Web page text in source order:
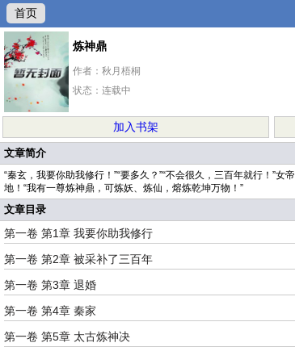
首页
炼神鼎
作者：秋月梧桐
状态：连载中
加入书架
文章简介
“秦玄，我要你助我修行！”“要多久？”“不会很久，三百年就行！”
地！“我有一尊炼神鼎，可炼妖、炼仙，熔炼乾坤万物！”
文章目录
第一卷 第1章 我要你助我修行
第一卷 第2章 被采补了三百年
第一卷 第3章 退婚
第一卷 第4章 秦家
第一卷 第5章 太古炼神决